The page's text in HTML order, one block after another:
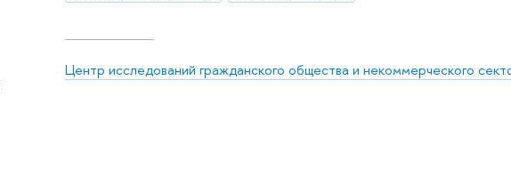
Центр исследований гражданского общества и некоммерческого